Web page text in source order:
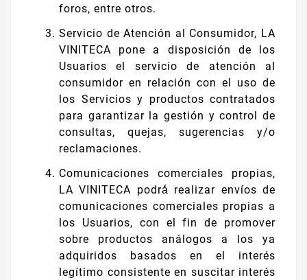
foros, entre otros.
Servicio de Atención al Consumidor, LA
VINITECA pone a disposición de los
Usuarios el servicio de atención al
consumidor en relación con el uso de
los Servicios y productos contratados
para garantizar la gestión y control de
consultas, quejas, sugerencias y/o
reclamaciones.
Comunicaciones comerciales propias,
LA VINITECA podrá́ realizar envíos de
comunicaciones comerciales propias a
los Usuarios, con el fin de promover
sobre productos análogos a los ya
adquiridos basados en el interés
legítimo consistente en suscitar interés